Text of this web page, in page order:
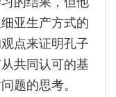
亚生产方式的
点来证明孔子
共同认可的基
题的思考。